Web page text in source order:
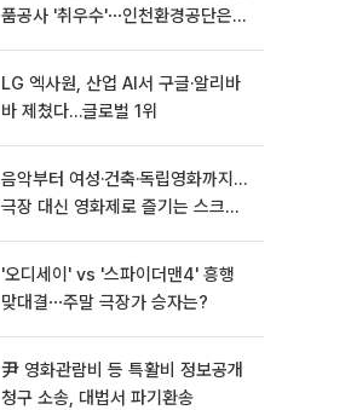
품공사 '취우수'⋯인천환경공단은
LG 엑사원, 산업 AI서 구글·알리바
바 제쳤다…글로벌 1위
음악부터 여성·건축·독립영화까지…
극장 대신 영화제로 즐기는 스크린
'오디세이' vs '스파이더맨4' 흥행
맞대결⋯주말 극장가 승자는?
尹 영화관람비 등 특활비 정보공개
청구 소송, 대법서 파기환송